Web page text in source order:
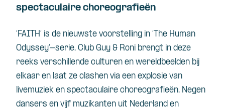
spectaculaire choreografieën
‘FAITH’ is de nieuwste voorstelling in ‘The Human
Odyssey’-serie. Club Guy & Roni brengt in deze
reeks verschillende culturen en wereldbeelden bij
elkaar en laat ze clashen via een explosie van
livemuziek en spectaculaire choreografieën. Negen
dansers en vijf muzikanten uit Nederland en